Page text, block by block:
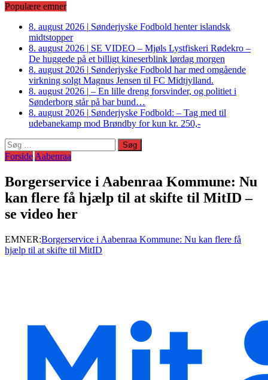
Populære emner
8. august 2026 | Sønderjyske Fodbold henter islandsk
midtstopper
8. august 2026 | SE VIDEO – Mjøls Lystfiskeri Rødekro –
De huggede på et billigt kineserblink lørdag morgen
8. august 2026 | Sønderjyske Fodbold har med omgående
virkning solgt Magnus Jensen til FC Midtjylland.
8. august 2026 | – En lille dreng forsvinder, og politiet i
Sønderborg står på bar bund…
8. august 2026 | Sønderjyske Fodbold: – Tag med til
udebanekamp mod Brøndby for kun kr. 250,-
Søg
efter:
Forside Aabenraa
Borgerservice i Aabenraa Kommune: Nu
kan flere få hjælp til at skifte til MitID –
se video her
EMNER:Borgerservice i Aabenraa Kommune: Nu kan flere få
hjælp til at skifte til MitID